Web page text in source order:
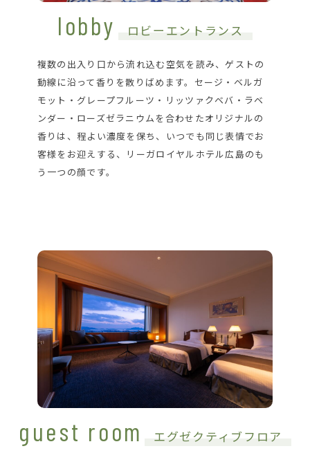
lobby ロビーエントランス
複数の出入り口から流れ込む空気を読み、ゲストの
動線に沿って香りを散りばめます。セージ・ベルガ
モット・グレープフルーツ・リッツァクベバ・ラベ
ンダー・ローズゼラニウムを合わせたオリジナルの
香りは、程よい濃度を保ち、いつでも同じ表情でお
客様をお迎えする、リーガロイヤルホテル広島のも
う一つの顔です。
guest room エグゼクティブフロア